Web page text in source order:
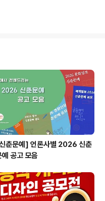
도움이
발✔ 202
모집✔ 20
보건의료
집​* 자세한
습니다. 자
하시면 도
춘문예] 언론사별 2026 신춘
예 공고 모음